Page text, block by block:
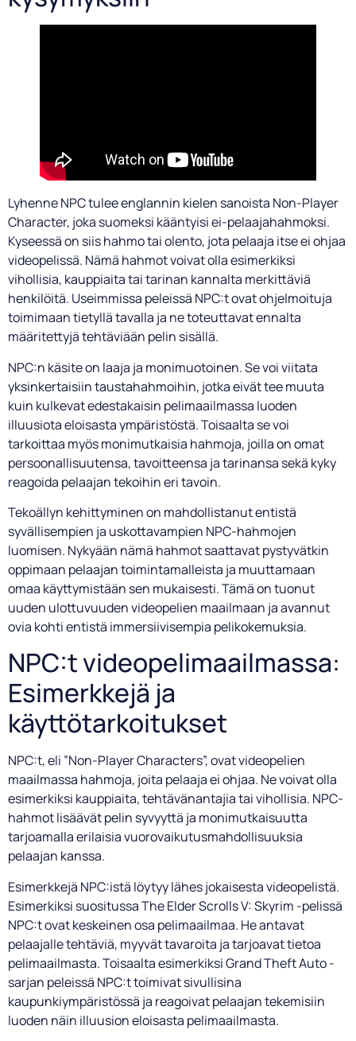
Lyhenne NPC tulee englannin kielen sanoista Non-Player
Character, joka suomeksi kääntyisi ei-pelaajahahmoksi.
Kyseessä on siis hahmo tai olento, jota pelaaja itse ei ohjaa
videopelissä. Nämä hahmot voivat olla esimerkiksi
vihollisia, kauppiaita tai tarinan kannalta merkittäviä
henkilöitä. Useimmissa peleissä NPC:t ovat ohjelmoituja
toimimaan tietyllä tavalla ja ne toteuttavat ennalta
määritettyjä tehtäviään pelin sisällä.
NPC:n käsite on laaja ja monimuotoinen. Se voi viitata
yksinkertaisiin taustahahmoihin, jotka eivät tee muuta
kuin kulkevat edestakaisin pelimaailmassa luoden
illuusiota eloisasta ympäristöstä. Toisaalta se voi
tarkoittaa myös monimutkaisia hahmoja, joilla on omat
persoonallisuutensa, tavoitteensa ja tarinansa sekä kyky
reagoida pelaajan tekoihin eri tavoin.
Tekoällyn kehittyminen on mahdollistanut entistä
syvällisempien ja uskottavampien NPC-hahmojen
luomisen. Nykyään nämä hahmot saattavat pystyvätkin
oppimaan pelaajan toimintamalleista ja muuttamaan
omaa käyttymistään sen mukaisesti. Tämä on tuonut
uuden ulottuvuuden videopelien maailmaan ja avannut
ovia kohti entistä immersiivisempia pelikokemuksia.
NPC:t videopelimaailmassa:
Esimerkkejä ja
käyttötarkoitukset
NPC:t, eli ”Non-Player Characters”, ovat videopelien
maailmassa hahmoja, joita pelaaja ei ohjaa. Ne voivat olla
esimerkiksi kauppiaita, tehtävänantajia tai vihollisia. NPC-
hahmot lisäävät pelin syvyyttä ja monimutkaisuutta
tarjoamalla erilaisia vuorovaikutusmahdollisuuksia
pelaajan kanssa.
Esimerkkejä NPC:istä löytyy lähes jokaisesta videopelistä.
Esimerkiksi suositussa The Elder Scrolls V: Skyrim -pelissä
NPC:t ovat keskeinen osa pelimaailmaa. He antavat
pelaajalle tehtäviä, myyvät tavaroita ja tarjoavat tietoa
pelimaailmasta. Toisaalta esimerkiksi Grand Theft Auto -
sarjan peleissä NPC:t toimivat sivullisina
kaupunkiympäristössä ja reagoivat pelaajan tekemisiin
luoden näin illuusion eloisasta pelimaailmasta.